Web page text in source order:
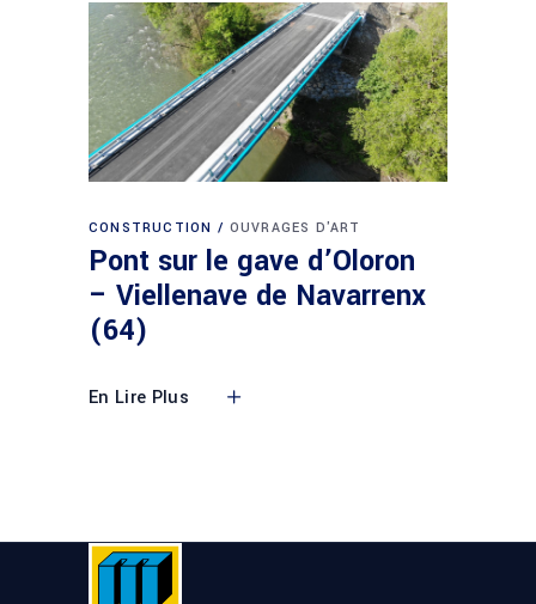
CONSTRUCTION OUVRAGES D'ART
Pont sur le gave d’Oloron
– Viellenave de Navarrenx
(64)
En Lire Plus